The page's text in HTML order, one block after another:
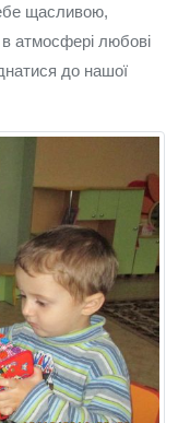
щасливою,
атмосфері любові
до нашої